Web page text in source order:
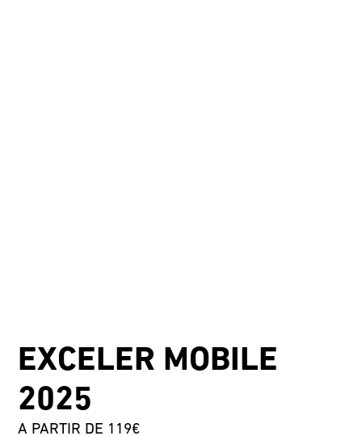
EXCELER MOBILE
2025
A PARTIR DE 119€